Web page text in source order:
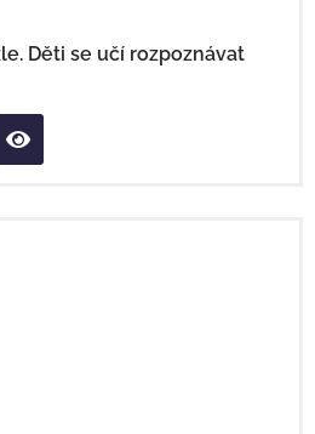
Děti se učí rozpoznávat